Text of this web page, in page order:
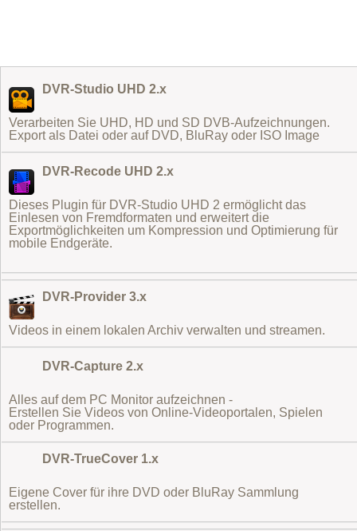
DVR-Studio UHD 2.x
Verarbeiten Sie UHD, HD und SD DVB-Aufzeichnungen.
Export als Datei oder auf DVD, BluRay oder ISO Image
DVR-Recode UHD 2.x
Dieses Plugin für DVR-Studio UHD 2 ermöglicht das
Einlesen von Fremdformaten und erweitert die
Exportmöglichkeiten um Kompression und Optimierung für
mobile Endgeräte.
DVR-Provider 3.x
Videos in einem lokalen Archiv verwalten und streamen.
DVR-Capture 2.x
Alles auf dem PC Monitor aufzeichnen -
Erstellen Sie Videos von Online-Videoportalen, Spielen
oder Programmen.
DVR-TrueCover 1.x
Eigene Cover für ihre DVD oder BluRay Sammlung
erstellen.